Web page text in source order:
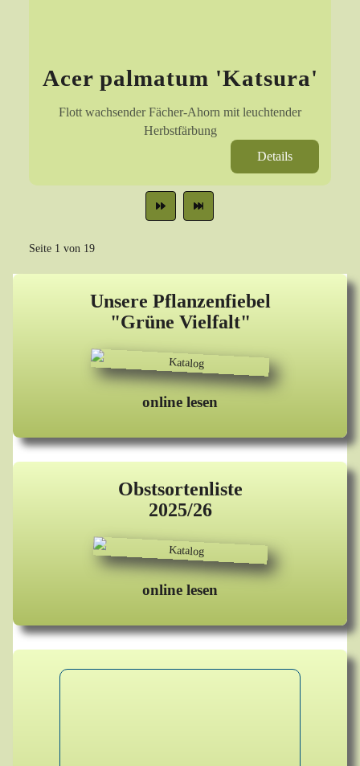
Unsere Pflanzenfiebel
"Grüne Vielfalt"
online lesen
Obstsortenliste
2025/26
online lesen
Acer palmatum 'Katsura'
Flott wachsender Fächer-Ahorn mit leuchtender
Herbstfärbung
Details
Seite 1 von 19